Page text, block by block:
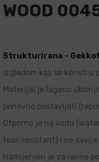
WOOD
Strukturirana –
izgledom koji se koristi u
Materijal je lagano
ponovno postavljati
Otporno je na vodu
tear-resistant) i ne savija
Namijenjen je za ravne